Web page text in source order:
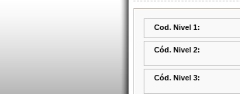
Cod. Nivel 1:
Cód. Nivel 2:
Cód. Nivel 3: